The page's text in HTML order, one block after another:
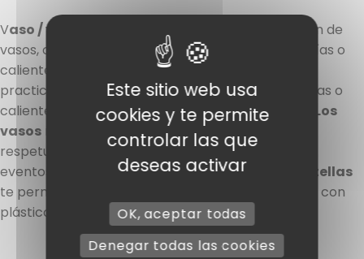
Vaso / vaso / botella
Descubre nuestra selección de
vasos, copas y botellas para todas tus bebidas, frías o
calientes, para llevar. Nuestros
practicidad y estética, perfectos para bebidas frías o
calientes, fabricados con materiales sostenibles.
Los
vasos reutilizables son resistentes, elegantes y
respetuosos con el medio ambiente, ideales para
eventos, oficinas o buffets. Nuestras prácticas
botellas
te permiten llevar tus bebidas a diario, fabricadas con
plástico para un uso duradero.
Este sitio web usa
cookies y te permite
controlar las que
deseas activar
OK, aceptar todas
Denegar todas las cookies